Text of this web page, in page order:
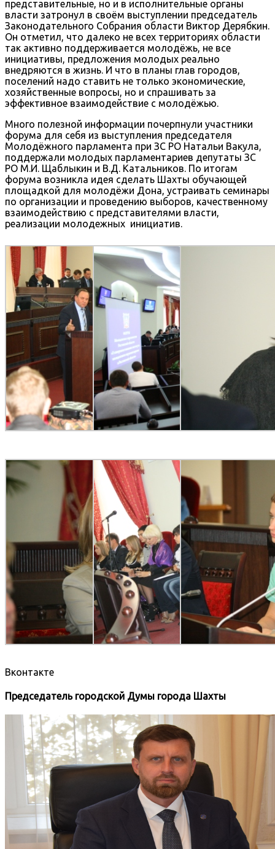
представительные, но и в исполнительные органы
власти затронул в своём выступлении председатель
Законодательного Собрания области Виктор Дерябкин.
Он отметил, что далеко не всех территориях области
так активно поддерживается молодёжь, не все
инициативы, предложения молодых реально
внедряются в жизнь. И что в планы глав городов,
поселений надо ставить не только экономические,
хозяйственные вопросы, но и спрашивать за
эффективное взаимодействие с молодёжью.
Много полезной информации почерпнули участники
форума для себя из выступления председателя
Молодёжного парламента при ЗС РО Натальи Вакула,
поддержали молодых парламентариев депутаты ЗС
РО М.И. Щаблыкин и В.Д. Катальников. По итогам
форума возникла идея сделать Шахты обучающей
площадкой для молодёжи Дона, устраивать семинары
по организации и проведению выборов, качественному
взаимодействию с представителями власти,
реализации молодежных инициатив.
Вконтакте
Председатель городской Думы города Шахты